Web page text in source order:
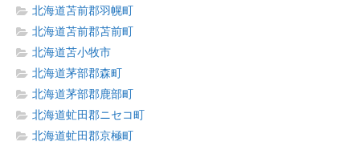
北海道苫前郡羽幌町
北海道苫前郡苫前町
北海道苫小牧市
北海道茅部郡森町
北海道茅部郡鹿部町
北海道虻田郡ニセコ町
北海道虻田郡京極町